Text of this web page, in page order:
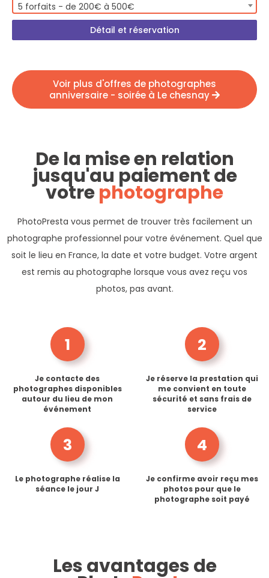
5 forfaits - de 200€ à 500€
Détail et réservation
Voir plus d'offres de photographes
anniversaire - soirée à Le chesnay
De la mise en relation
jusqu'au paiement de
votrephotographe
PhotoPresta vous permet de trouver très facilement un
photographe professionnel pour votre événement. Quel que
soit le lieu en France, la date et votre budget. Votre argent
est remis au photographe lorsque vous avez reçu vos
photos, pas avant.
1
Je contacte des
photographes disponibles
autour du lieu de mon
événement
2
Je réserve la prestation qui
me convient en toute
sécurité et sans frais de
service
3
Le photographe réalise la
séance le jour J
4
Je confirme avoir reçu mes
photos pour que le
photographe soit payé
Les avantages de